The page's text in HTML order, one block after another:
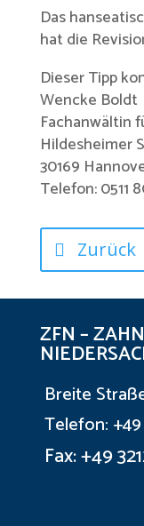
Das
hat die
Dieser Tipp
Wencke Boldt
Fachanwältin
Hildesheimer
30169
Telefon: 0511
Zurück
ZFN –
Breite
Telefon: +49
Fax: +49